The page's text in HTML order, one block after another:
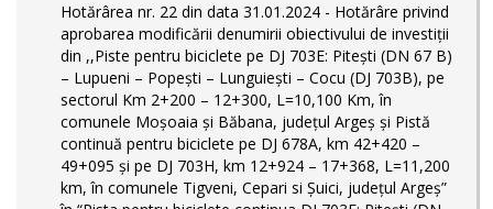
Hotărârea nr. 22 din data 31.01.2024 - Hotărâre privind
aprobarea modificării denumirii obiectivului de investiții
din ,,Piste pentru biciclete pe DJ 703E: Pitești (DN 67 B)
– Lupueni – Popești – Lunguiești – Cocu (DJ 703B), pe
sectorul Km 2+200 – 12+300, L=10,100 Km, în
comunele Moșoaia și Băbana, judeţul Argeș și Pistă
continuă pentru biciclete pe DJ 678A, km 42+420 –
49+095 și pe DJ 703H, km 12+924 – 17+368, L=11,200
km, în comunele Tigveni, Cepari si Șuici, județul Argeș”